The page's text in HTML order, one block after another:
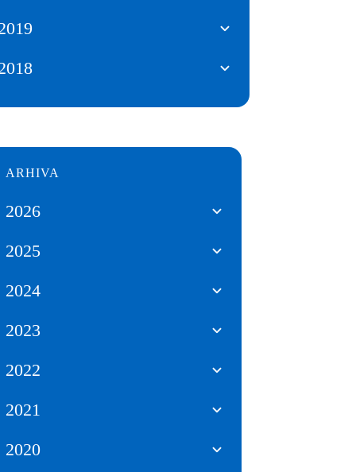
ARHIVA
2026
2025
2024
2023
2022
2021
2020